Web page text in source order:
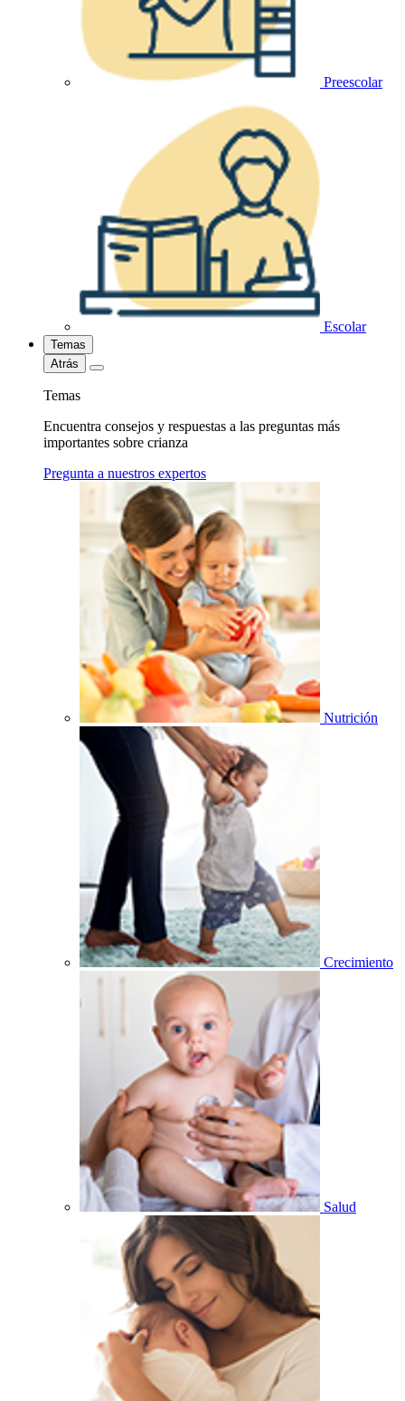
Preescolar
Escolar
Temas
Atrás
Temas
Encuentra consejos y respuestas a las preguntas más
importantes sobre crianza
Pregunta a nuestros expertos
Nutrición
Crecimiento
Salud